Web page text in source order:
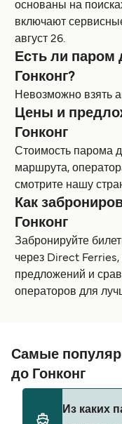
основаны на
включают
август 26.
Есть ли паром
Гонконг?
Невозможно взять
Цены и
Гонконг
Стоимость парома
маршрута,
смотрите нашу
Как
Гонконг
Забронируйте
через Direct
предложений и
операторов для
Самые
до Гонконг
Из каких